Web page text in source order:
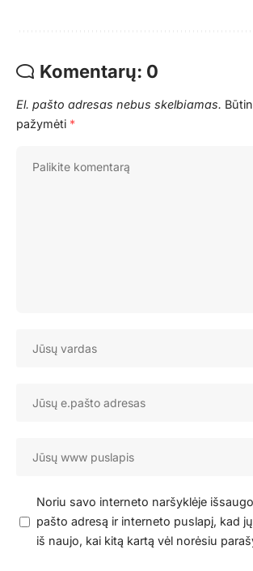
Komentarų: 0
El. pašto adresas nebus skelbiamas.
pažymėti *
Noriu savo interneto naršyklėje
pašto adresą ir interneto puslapį, kad
iš naujo, kai kitą kartą vėl norėsiu